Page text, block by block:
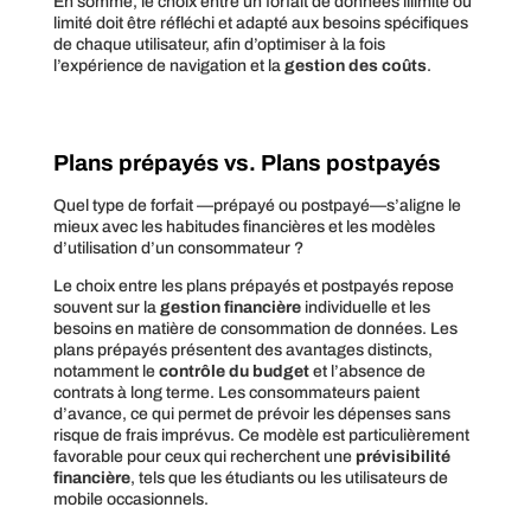
limité doit être réfléchi et adapté aux besoins spécifiques
de chaque utilisateur, afin d’optimiser à la fois
l’expérience de navigation et la gestion des coûts.
Plans prépayés vs. Plans postpayés
Quel type de forfait —prépayé ou postpayé—s’aligne le
mieux avec les habitudes financières et les modèles
d’utilisation d’un consommateur ?
Le choix entre les plans prépayés et postpayés repose
souvent sur la gestion financièreindividuelle et les
besoins en matière de consommation de données. Les
plans prépayés présentent des avantages distincts,
notamment le contrôle du budgetet l’absence de
contrats à long terme. Les consommateurs paient
d’avance, ce qui permet de prévoir les dépenses sans
risque de frais imprévus. Ce modèle est particulièrement
favorable pour ceux qui recherchent une prévisibilité
financière, tels que les étudiants ou les utilisateurs de
mobile occasionnels.